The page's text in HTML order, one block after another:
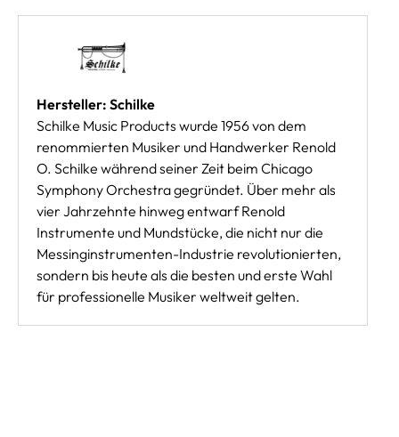
Hersteller: Schilke
Schilke Music Products wurde 1956 von dem
renommierten Musiker und Handwerker Renold
O. Schilke während seiner Zeit beim Chicago
Symphony Orchestra gegründet. Über mehr als
vier Jahrzehnte hinweg entwarf Renold
Instrumente und Mundstücke, die nicht nur die
Messinginstrumenten-Industrie revolutionierten,
sondern bis heute als die besten und erste Wahl
für professionelle Musiker weltweit gelten.